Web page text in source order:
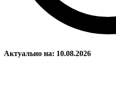
Актуально на: 10.08.2026